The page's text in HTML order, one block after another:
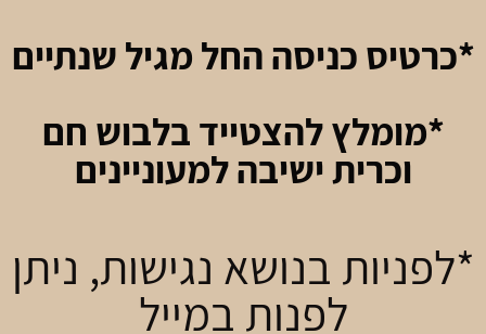
*כרטיס כניסה החל מגיל שנתיים
*מומלץ להצטייד בלבוש חם
וכרית ישיבה למעוניינים
*לפניות בנושא נגישות, ניתן
לפנות במייל